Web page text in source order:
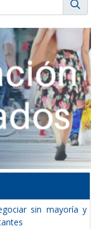
sin mayoría y